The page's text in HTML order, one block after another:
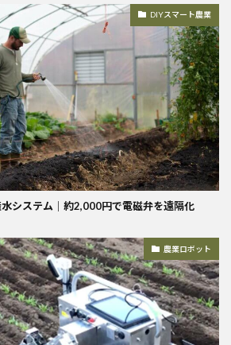
DIYスマート農業
システム｜約2,000円で電磁弁を遠隔化
農業ロボット